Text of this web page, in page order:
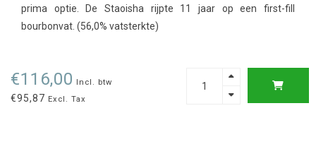
prima optie. De Staoisha rijpte 11 jaar op een first-fill
bourbonvat. (56,0% vatsterkte)
€116,00 Incl. btw
€95,87 Excl. Tax